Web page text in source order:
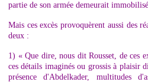
partie de son armée demeurait
Mais ces excès provoquèrent aussi des
deux :
1) « Que dire, nous dit Rousset, de ces
ces détails imaginés ou grossis à plaisir
présence d'Abdelkader, multitudes